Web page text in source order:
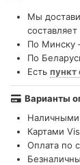
Мы
По Минску
По
Есть пункт
Варианты
Наличными
Картами
Оплата по